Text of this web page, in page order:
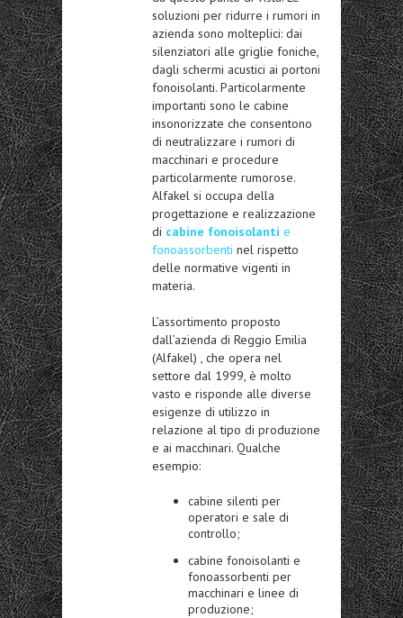
soluzioni per ridurre i rumori in
azienda sono molteplici: dai
silenziatori alle griglie foniche,
dagli schermi acustici ai portoni
fonoisolanti. Particolarmente
importanti sono le cabine
insonorizzate che consentono
di neutralizzare i rumori di
macchinari e procedure
particolarmente rumorose.
Alfakel si occupa della
progettazione e realizzazione
di cabine fonoisolanti e
fonoassorbenti nel rispetto
delle normative vigenti in
materia.
L’assortimento proposto
dall’azienda di Reggio Emilia
(Alfakel) , che opera nel
settore dal 1999, è molto
vasto e risponde alle diverse
esigenze di utilizzo in
relazione al tipo di produzione
e ai macchinari. Qualche
esempio:
cabine silenti per
operatori e sale di
controllo;
cabine fonoisolanti e
fonoassorbenti per
macchinari e linee di
produzione;